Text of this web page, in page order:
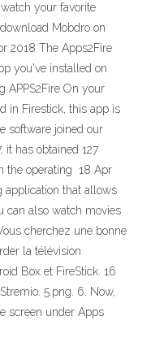
your favorite
Mobdro on
2018 The Apps2Fire
you've installed on
APPS2Fire On your
in Firestick, this app is
software joined our
it has obtained 127
the operating 18 Apr
application that allows
can also watch movies
cherchez une bonne
la télévision
Box et FireStick. 16
5.png. 6. Now,
screen under Apps